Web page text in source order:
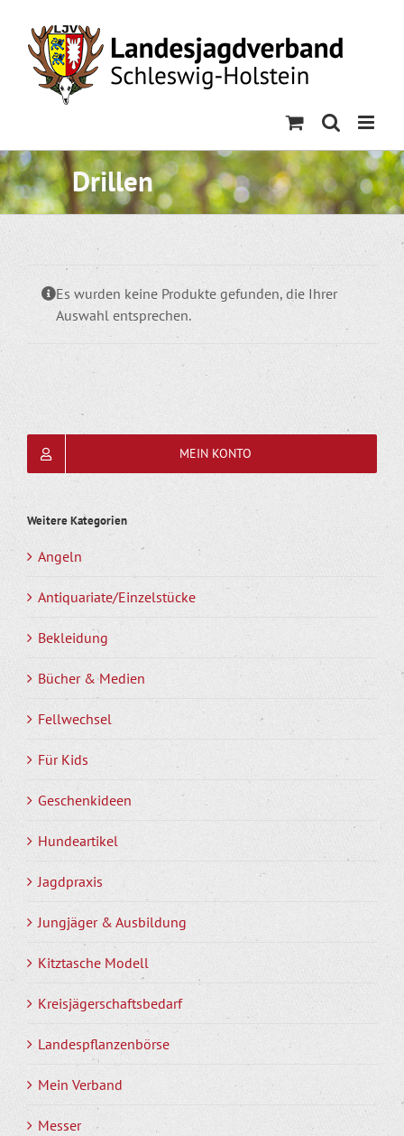
content
Drillen
Es wurden keine Produkte gefunden, die Ihrer
Auswahl entsprechen.
MEIN KONTO
Weitere Kategorien
Angeln
Antiquariate/Einzelstücke
Bekleidung
Bücher & Medien
Fellwechsel
Für Kids
Geschenkideen
Hundeartikel
Jagdpraxis
Jungjäger & Ausbildung
Kitztasche Modell
Kreisjägerschaftsbedarf
Landespflanzenbörse
Mein Verband
Messer